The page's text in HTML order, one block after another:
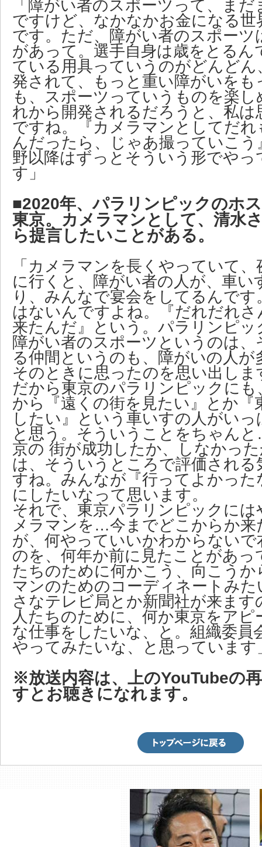
「障がい者のスポーツって、ま
ですけど、なかなかお金になる世
です。ただ、障がい者のスポーツ
があって。選手自身は歳をとるん
ている用具っていうのがどんどん
発されて、もっと重い障がいをも
も、スポーツっていうものを楽
れから開発されるだろうと、私は
ですね。『カメラマンとしてだ
んだったら、じゃあ撮っていこう
野以降はずっとそういう形でやっ
す」
■2020年、パラリンピックのホ
東京。カメラマンとして、清水
ら提言したいことがある。
「カメラマンを長くやっていて
に行くと、障がい者の人が、車い
り、みんなで宴会をしてるんで
はないんですよね。『だれだれさ
来たんだ』という。パラリンピッ
障がい者のスポーツというのは、
る仲間というのも、障がいの人が
そのときに思ったのを思い出しま
だから東京のパラリンピックにも
から『遠くの街を見たい』とか『
したい』という車いすの人がい
と思う。そういうことをちゃん
京の 街が成功したか、しなかっ
は、そういうところで評価される
すね。みんなが『行ってよかった
にしたいなって思います。
それで、東京パラリンピックには
メラマンを…今までどこからか来
が、何やっていいかわからないで
のを、何年か前に見たことがあっ
たちのために何かこう、向こうか
マンのためのコーディネートみ
さなテレビ局とか新聞社が来ま
人たちのために、何か東京をア
な仕事をしたいな、と。組織委員
やってみたいな、と思っています
※放送内容は、上のYouTubeの
すとお聴きになれます。